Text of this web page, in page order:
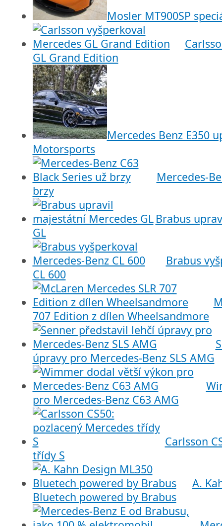
Mosler MT900SP
GL Grand Edition
Mercedes Benz E350
Motorsports
Mercedes-
brzy
Brabus
GL
Brabus
CL 600
707 Edition z dílen Wheelsandmore
úpravy pro Mercedes-Benz SLS AMG
pro Mercedes-Benz C63 AMG
Carlsson
třídy S
A.
Bluetech powered by Brabus